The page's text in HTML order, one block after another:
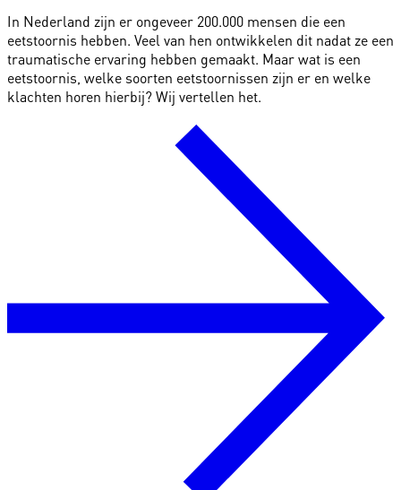
In Nederland zijn er ongeveer 200.000 mensen die een
eetstoornis hebben. Veel van hen ontwikkelen dit nadat ze een
traumatische ervaring hebben gemaakt. Maar wat is een
eetstoornis, welke soorten eetstoornissen zijn er en welke
klachten horen hierbij? Wij vertellen het.